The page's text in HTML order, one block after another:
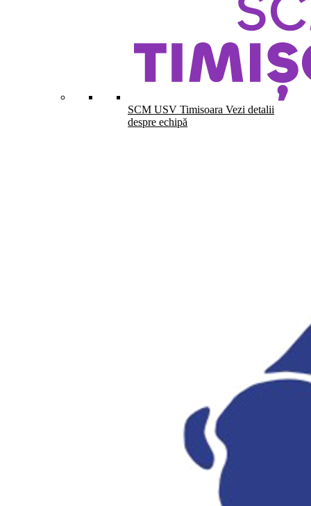
SCM USV Timisoara Vezi detalii
despre echipă